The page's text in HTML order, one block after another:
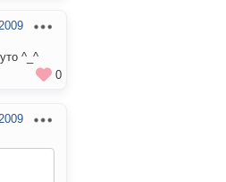
^_^
0